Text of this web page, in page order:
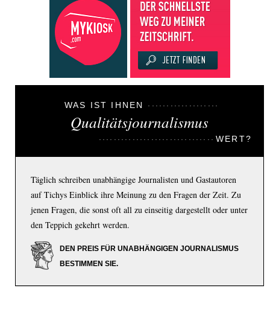
WAS IST IHNEN
Qualitätsjournalismus
WERT?
Täglich schreiben unabhängige Journalisten und Gastautoren
auf Tichys Einblick ihre Meinung zu den Fragen der Zeit. Zu
jenen Fragen, die sonst oft all zu einseitig dargestellt oder unter
den Teppich gekehrt werden.
DEN PREIS FÜR UNABHÄNGIGEN JOURNALISMUS
BESTIMMEN SIE.